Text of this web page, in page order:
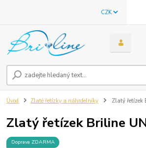
CZK
Úvod Zlaté řetízky a náhrdelníky Zlatý řetízek
Zlatý řetízek Briline
Doprava ZDARMA